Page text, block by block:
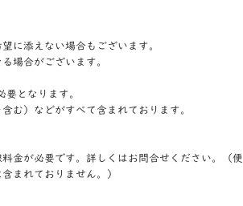
に添えない場合もございます。
場合がございます。
となります。
む）などがすべて含まれております。
金が必要です。詳しくはお問合せください。（便
まれておりません。）